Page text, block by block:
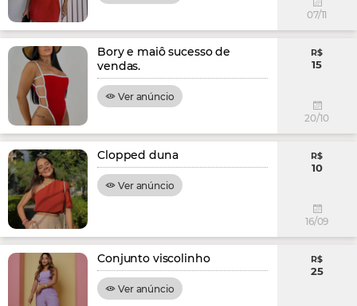
07/11
Bory e maiô sucesso de
vendas.
Ver anúncio
R$
15
20/10
Clopped duna
Ver anúncio
R$
10
16/09
Conjunto viscolinho
Ver anúncio
R$
25